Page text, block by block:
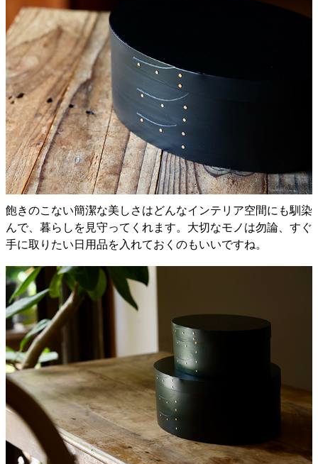
飽きのこない簡潔な美しさはどんなインテリア空間にも馴染
んで、暮らしを見守ってくれます。大切なモノは勿論、すぐ
手に取りたい日用品を入れておくのもいいですね。